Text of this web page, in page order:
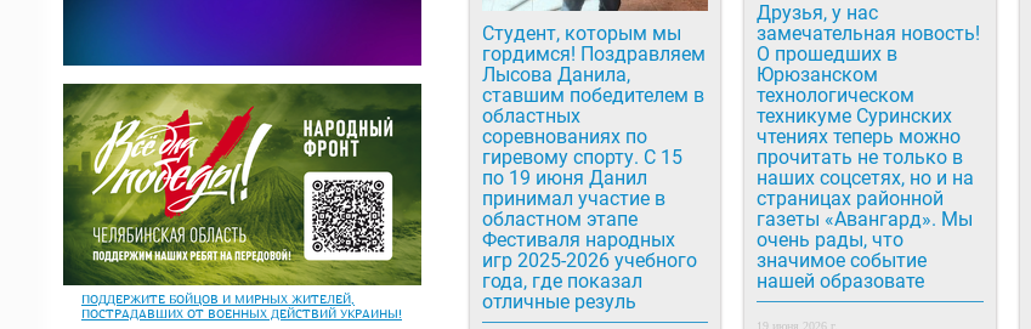
ПОДДЕРЖИТЕ БОЙЦОВ И МИРНЫХ ЖИТЕЛЕЙ,
ПОСТРАДАВШИХ ОТ ВОЕННЫХ ДЕЙСТВИЙ УКРАИНЫ!
Студент, которым мы
гордимся! Поздравляем
Лысова Данила,
ставшим победителем в
областных
соревнованиях по
гиревому спорту. С 15
по 19 июня Данил
принимал участие в
областном этапе
Фестиваля народных
игр 2025-2026 учебного
года, где показал
отличные резуль
Друзья, у нас
замечательная новость!
О прошедших в
Юрюзанском
технологическом
техникуме Суринских
чтениях теперь можно
прочитать не только в
наших соцсетях, но и на
страницах районной
газеты «Авангард». Мы
очень рады, что
значимое событие
нашей образовате
19 июня 2026 г.